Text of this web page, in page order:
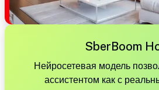
SberBoom
Нейросетевая модель
ассистентом как с